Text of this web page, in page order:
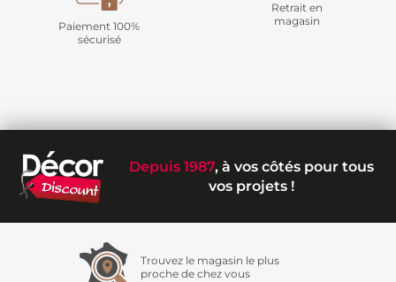
Paiement 100%
sécurisé
Retrait en
magasin
Depuis 1987, à vos côtés pour tous
vos projets !
Trouvez le magasin le plus
proche de chez vous